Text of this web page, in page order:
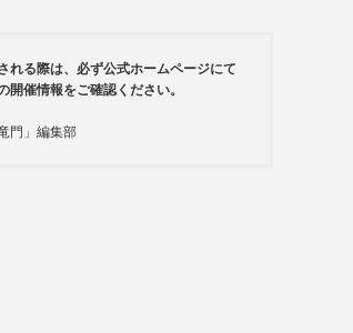
れる際は、必ず公式ホームページにて
開催情報をご確認ください。
門」編集部